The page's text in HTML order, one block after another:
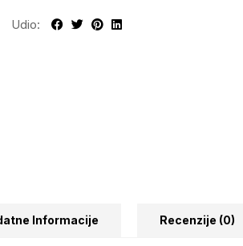
Udio:
Informacije Recenzije (0)